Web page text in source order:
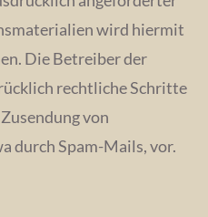
wird hiermit
Die Betreiber der
rechtliche Schritte
von
durch Spam-Mails, vor.